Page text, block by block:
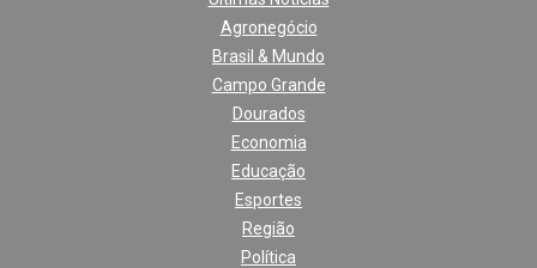
Agronegócio
Brasil & Mundo
Campo Grande
Dourados
Economia
Educação
Esportes
Região
Política